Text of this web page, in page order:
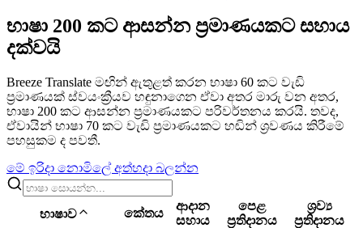
භාෂා 200 කට ආසන්න ප්‍රමාණයකට සහාය
දක්වයි
Breeze Translate මඟින් ඇතුළත් කරන භාෂා 60 කට වැඩි
ප්‍රමාණයක් ස්වයංක්‍රීයව හඳුනාගෙන ඒවා අතර මාරු වන අතර,
භාෂා 200 කට ආසන්න ප්‍රමාණයකට පරිවර්තනය කරයි. තවද,
ඒවායින් භාෂා 70 කට වැඩි ප්‍රමාණයකට හඬින් ශ්‍රවණය කිරීමේ
පහසුකම ද පවතී.
මේ ඉරිදා නොමිලේ අත්හදා බලන්න
භාෂාව කේතය
ආදාන
සහාය
පෙළ
ප්‍රතිදානය
ශ්‍රව්‍ය
ප්‍රතිදානය